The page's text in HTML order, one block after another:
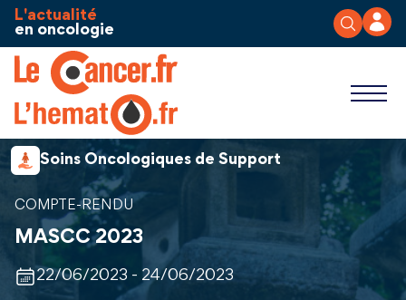
Aller au contenu
L'actualité
en oncologie
Soins Oncologiques de Support
COMPTE-RENDU
MASCC 2023
22/06/2023 - 24/06/2023
Panneau de gestion des cookies